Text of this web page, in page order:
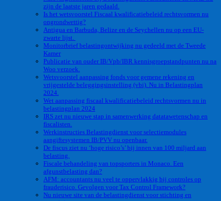
zijn de laatste jaren gedaald.
Is het wetsvoorstel Fiscaal kwalificatiebeleid rechtsvormen nu
ongrondwettig?
Antigua en Barbuda, Belize en de Seychellen nu op een EU-
zwarte lijst.
Monitorbrief belastingontwijking nu gedeeld met de Tweede
Kamer
Publicatie van ouder IB/Vpb/IBR kennisgroepstandpunten nu na
Woo verzoek.
Wetsvoorstel aanpassing fonds voor gemene rekening en
vrijgestelde beleggingsinstelling (vbi). Nu in Belastingplan
2024.
Wet aanpassing fiscaal kwalificatiebeleid rechtsvormen nu in
belastingplan 2024
IRS zet nu nieuwe stap in samenwerking datatawetenschap en
fiscalisten.
Werkinstructies Belastingdienst voor selectiemodules
aangiftesystemen IB/PVV nu openbaar.
De fiscus ziet nu ‘hoge risico’s’ bij innen van 100 miljard aan
belasting.
Fiscale behandeling van topsporters in Monaco. Een
afgunstbelasting dan?
AFM: accountants nu veel te oppervlakkig bij controles op
frauderisico. Gevolgen voor Tax Control Framework?
Nu nieuwe site van de belastingdienst voor stichting en